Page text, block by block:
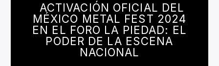
ACTIVACIÓN OFICIAL DEL
MÉXICO METAL FEST 2024
EN EL FORO LA PIEDAD: EL
PODER DE LA ESCENA
NACIONAL